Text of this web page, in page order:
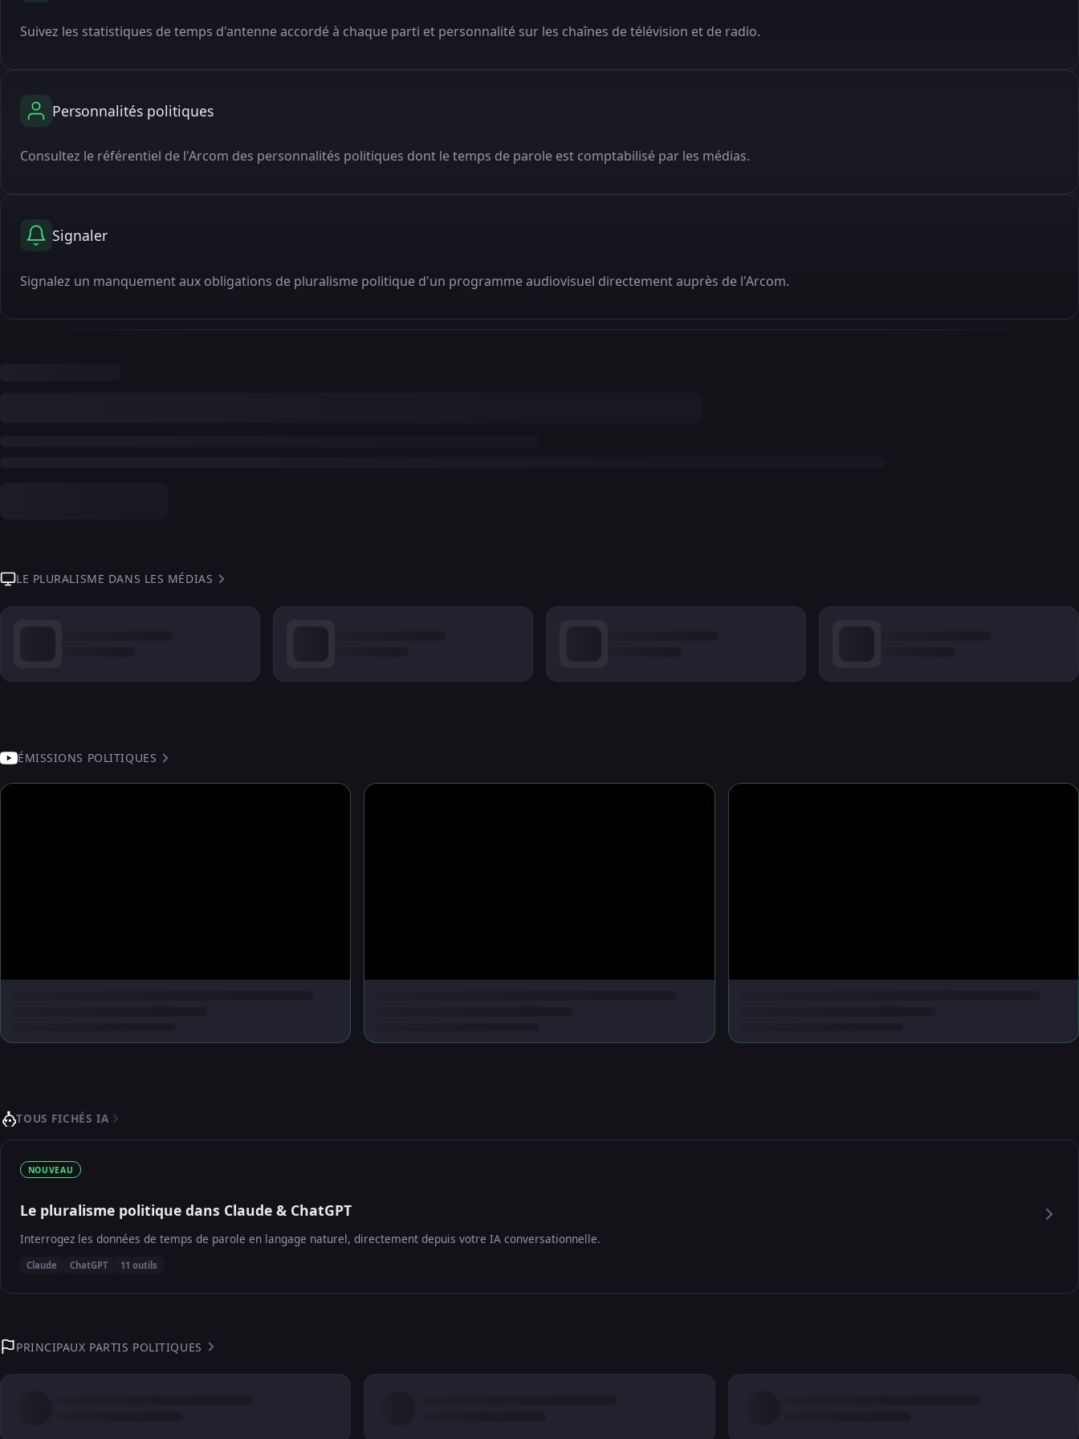
Suivez les statistiques de temps d'antenne accordé à chaque parti et personnalité sur les chaînes de télévision et de radio.
Personnalités politiques
Consultez le référentiel de l'Arcom des personnalités politiques dont le temps de parole est comptabilisé par les médias.
Signaler
Signalez un manquement aux obligations de pluralisme politique d'un programme audiovisuel directement auprès de l'Arcom.
LE PLURALISME DANS LES MÉDIAS
ÉMISSIONS POLITIQUES
TOUS FICHÉS IA
NOUVEAU
Le pluralisme politique dans Claude & ChatGPT
Interrogez les données de temps de parole en langage naturel, directement depuis votre IA conversationnelle.
Claude ChatGPT 11 outils
PRINCIPAUX PARTIS POLITIQUES